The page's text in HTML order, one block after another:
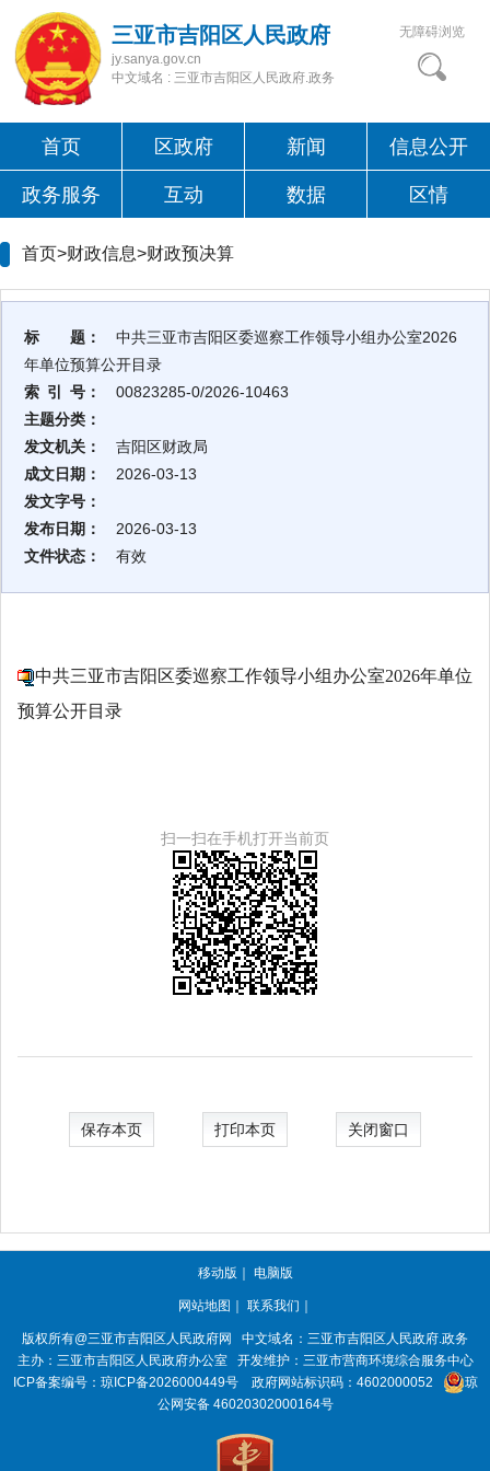
三亚市吉阳区人民政府
jy.sanya.gov.cn
中文域名 : 三亚市吉阳区人民政府.政务
无障碍浏览
首页 区政府 新闻 信息公开
政务服务 互动 数据 区情
首页>财政信息>财政预决算
标 题：
中共三亚市吉阳区委巡察工作领导小组办公室2026
年单位预算公开目录
索 引 号：
00823285-0/2026-10463
主题分类：
发文机关：
吉阳区财政局
成文日期：
2026-03-13
发文字号：
发布日期：
2026-03-13
文件状态：
有效
中共三亚市吉阳区委巡察工作领导小组办公室2026年单位
预算公开目录
扫一扫在手机打开当前页
保存本页 打印本页 关闭窗口
移动版 ｜ 电脑版
网站地图 ｜ 联系我们 ｜
版权所有@三亚市吉阳区人民政府网 中文域名： 三亚市吉阳区人民政府.政务
主办：三亚市吉阳区人民政府办公室
开发维护：三亚市营商环境综合服务中心
ICP备案编号： 琼ICP备2026000449号 政府网站标识码： 4602000052
琼
公网安备 46020302000164号